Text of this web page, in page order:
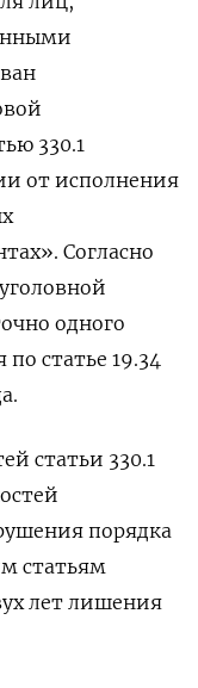
330.1
от исполнения
Согласно
одного
статье 19.34
статьи 330.1
порядка
статьям
лет лишения